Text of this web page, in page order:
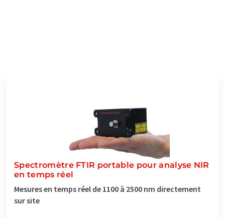
Spectromètre FTIR portable pour analyse NIR
en temps réel
Mesures en temps réel de 1100 à 2500 nm directement
sur site